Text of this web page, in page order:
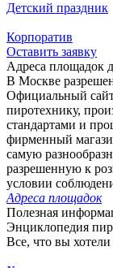
Детский праздник
Корпоратив
Оставить заявку
Адреса площадок
В Москве
Официальный сайт
пиротехнику,
стандартами и
фирменный
самую
разрешенную к
условии
Адреса площадок
Полезная
Энциклопедия
Все, что вы хотели